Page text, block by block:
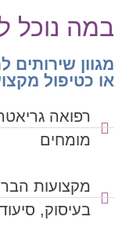
נוכל
שירותים
כטיפול
רפואה
מומחים
מקצועות
בעיסוק,